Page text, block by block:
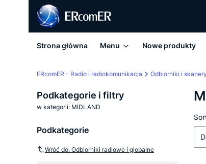
Strona główna Menu Nowe produkty
ERcomER - Radio i radiokomunikacja Odbiorniki i skanery
Podkategorie i filtry
w kategorii: MIDLAND
Podkategorie
Wróć do: Odbiorniki radiowe i globalne